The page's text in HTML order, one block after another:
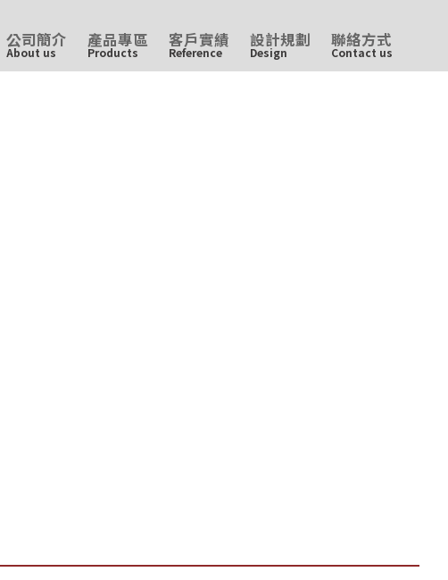
公司簡介
About us
產品專區
Products
客戶實績
Reference
設計規劃
Design
聯絡方式
Contact us